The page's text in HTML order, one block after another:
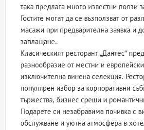
така предлага много известни ползи
Гостите могат да се възползват от
масажи при предварителна заявка и
заплащане.
Класическият ресторант „Дантес“
разнообразие от местни и
изключителна винена селекция.
популярен избор за корпоративни
тържества, бизнес срещи и
Подарете си незабравима почивка с
обслужване и уютна атмосфера в